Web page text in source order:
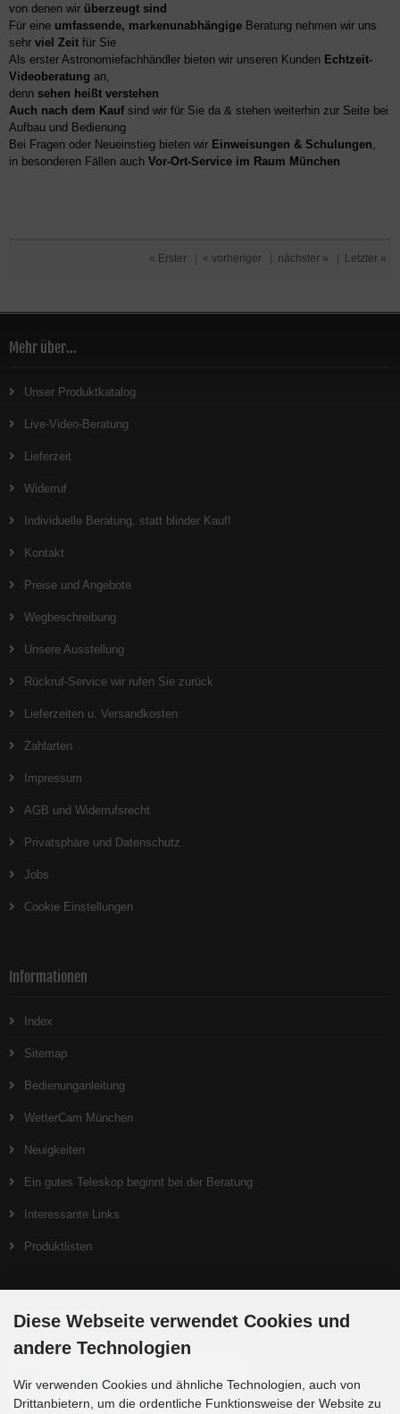
von denen wir überzeugt sind
Für eine umfassende, markenunabhängige Beratung nehmen wir uns
sehr viel Zeit für Sie
Als erster Astronomiefachhändler bieten wir unseren Kunden Echtzeit-
Videoberatung an,
denn sehen heißt verstehen
Auch nach dem Kaufsind wir für Sie da & stehen weiterhin zur Seite bei
Aufbau und Bedienung
Bei Fragen oder Neueinstieg bieten wir Einweisungen & Schulungen
in besonderen Fällen auch Vor-Ort-Service im Raum München
« Erster | « vorheriger | nächster » | Letzter »
Mehr über...
Unser Produktkatalog
Live-Video-Beratung
Lieferzeit
Widerruf
Individuelle Beratung, statt blinder Kauf!
Kontakt
Preise und Angebote
Wegbeschreibung
Unsere Ausstellung
Rückruf-Service wir rufen Sie zurück
Lieferzeiten u. Versandkosten
Zahlarten
Impressum
AGB und Widerrufsrecht
Privatsphäre und Datenschutz
Jobs
Cookie Einstellungen
Informationen
Index
Sitemap
Bedienunganleitung
WetterCam München
Neuigkeiten
Ein gutes Teleskop beginnt bei der Beratung
Interessante Links
Produktlisten
Zahlungsmethoden
Diese Webseite verwendet Cookies und
andere Technologien
Wir verwenden Cookies und ähnliche Technologien, auch von
Drittanbietern, um die ordentliche Funktionsweise der Website zu